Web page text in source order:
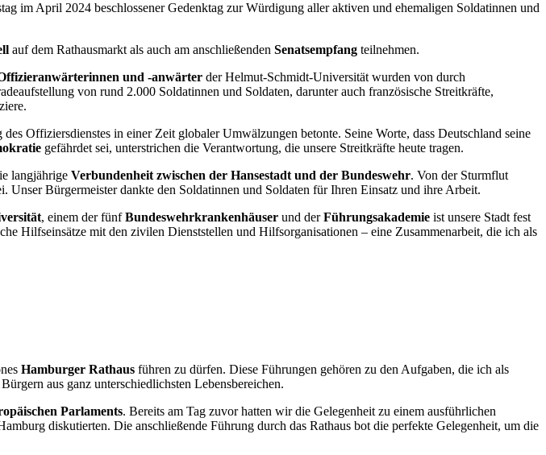
im April 2024 beschlossener Gedenktag zur Würdigung aller aktiven und ehemaligen Soldatinnen und
auf dem Rathausmarkt als auch am anschließenden Senatsempfang teilnehmen.
und -anwärter der Helmut-Schmidt-Universität wurden von durch
von rund 2.000 Soldatinnen und Soldaten, darunter auch französische Streitkräfte,
Offiziersdienstes in einer Zeit globaler Umwälzungen betonte. Seine Worte, dass Deutschland seine
gefährdet sei, unterstrichen die Verantwortung, die unsere Streitkräfte heute tragen.
langjährige Verbundenheit zwischen der Hansestadt und der Bundeswehr. Von der Sturmflut
Bürgermeister dankte den Soldatinnen und Soldaten für Ihren Einsatz und ihre Arbeit.
, einem der fünfBundeswehrkrankenhäuser und derFührungsakademie ist unsere Stadt fest
Hilfseinsätze mit den zivilen Dienststellen und Hilfsorganisationen – eine Zusammenarbeit, die ich als
Hamburger Rathaus führen zu dürfen. Diese Führungen gehören zu den Aufgaben, die ich als
aus ganz unterschiedlichsten Lebensbereichen.
Parlaments. Bereits am Tag zuvor hatten wir die Gelegenheit zu einem ausführlichen
diskutierten. Die anschließende Führung durch das Rathaus bot die perfekte Gelegenheit, um die